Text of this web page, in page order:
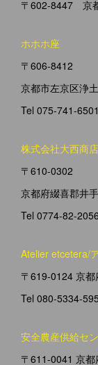
〒602-8447 京
ホホホ座
〒606-8412
京都市左京区浄
Tel 075-741-6501
株式会社大西商店
〒610-0302
京都府綴喜郡井
Tel 0774-82-2056
Atelier etcetera/
〒619-0124 京
Tel 080-5334-
安全農産供給セ
〒611-0041 京